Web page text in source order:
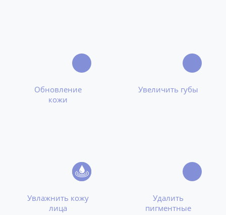
Обновление
кожи
Увеличить губы
Увлажнить кожу
лица
Удалить
пигментные